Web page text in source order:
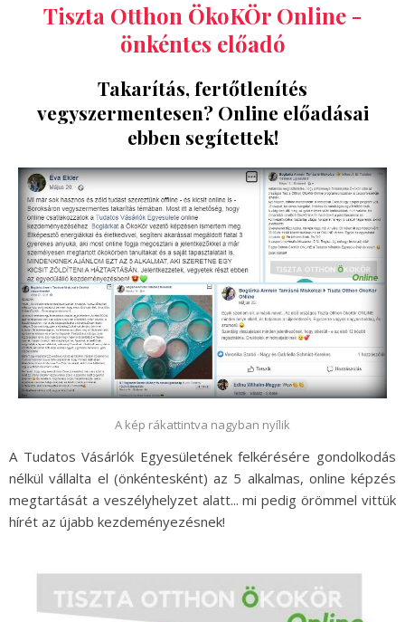
Tiszta Otthon ÖkoKÖr Online -
önkéntes előadó
Takarítás, fertőtlenítés
vegyszermentesen? Online előadásai
ebben segítettek!
A kép rákattintva nagyban nyílik
A Tudatos Vásárlók Egyesületének felkérésére gondolkodás
nélkül vállalta el (önkéntesként) az 5 alkalmas, online képzés
megtartását a veszélyhelyzet alatt... mi pedig örömmel vittük
hírét az újabb kezdeményezésnek!